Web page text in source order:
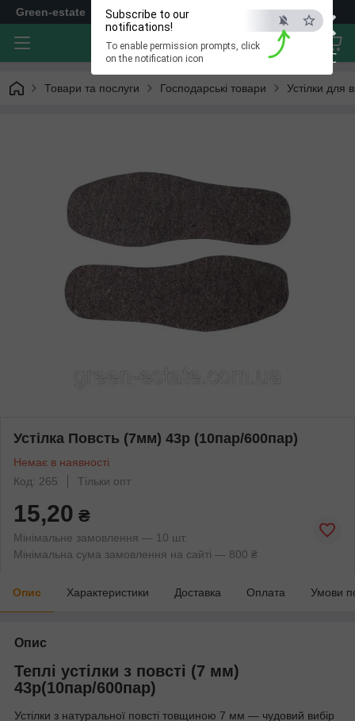
×
ESC
Subscribe to our
notifications!
To enable permission prompts, click
on the notification icon
Green-estate
Товари та послуги Господарські товари Устілки для
Устілка Повсть (7мм) 43р (10пар/600пар)
Немає в наявності
Код: 265
Тільки опт
15,20 ₴
Мінімальне замовлення — 10 шт.
Мінімальна сума замовлення на сайті — 800 ₴
Опис Характеристики Доставка Оплата Умови
Опис
Теплі устілки з повсті (7 мм)
43р(10пар/600пар)
Устілки з натуральної повсті товщиною 7 мм — чудовий вибір